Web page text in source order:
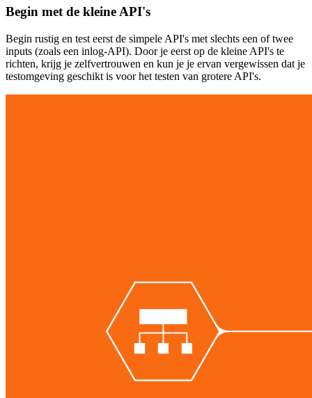
Begin met de kleine API's
Begin rustig en test eerst de simpele API's met slechts een of twee
inputs (zoals een inlog-API). Door je eerst op de kleine API's te
richten, krijg je zelfvertrouwen en kun je je ervan vergewissen dat je
testomgeving geschikt is voor het testen van grotere API's.